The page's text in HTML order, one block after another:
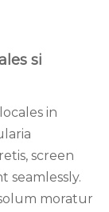
si
in
screen
seamlessly.
moratur